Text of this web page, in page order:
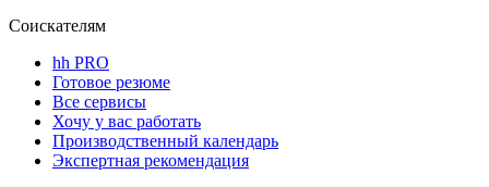
Соискателям
hh PRO
Готовое резюме
Все сервисы
Хочу у вас работать
Производственный календарь
Экспертная рекомендация